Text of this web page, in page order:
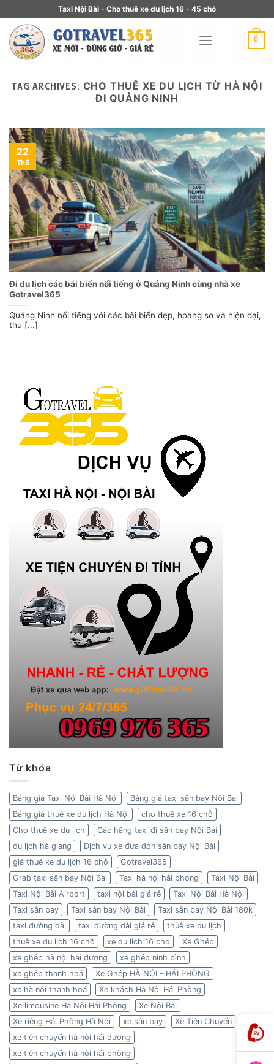
Taxi Nội Bài - Cho thuê xe du lịch 16 - 45 chỗ
0
TAG ARCHIVES: CHO THUÊ XE DU LỊCH TỪ HÀ NỘI
ĐI QUẢNG NINH
Đi du lịch các bãi biển nổi tiếng ở Quảng Ninh cùng nhà xe
Gotravel365
Quảng Ninh nổi tiếng với các bãi biển đẹp, hoang sơ và hiện đại,
thu [...]
22
Th5
Từ khóa
Bảng giá Taxi Nội Bài Hà Nội
Bảng giá taxi sân bay Nội Bài
Bảng giá thuê xe du lịch Hà Nội
cho thuê xe 16 chỗ
Cho thuê xe du lịch
Các hãng taxi đi sân bay Nội Bài
du lịch hà giang
Dịch vụ xe đưa đón sân bay Nội Bài
giá thuê xe du lịch 16 chỗ
Gotravel365
Grab taxi sân bay Nội Bài
Taxi hà nội hải phòng
Taxi Nội Bài
Taxi Nội Bài Airport
taxi nội bài giá rẻ
Taxi Nội Bài Hà Nội
Taxi sân bay
Taxi sân bay Nội Bài
Taxi sân bay Nội Bài 180k
taxi đường dài
taxi đường dài giá rẻ
thuê xe du lịch
thuê xe du lịch 16 chỗ
xe du lich 16 cho
Xe Ghép
xe ghép hà nội hải dương
xe ghép ninh bình
xe ghép thanh hoá
Xe Ghép HÀ NỘI – HẢI PHÒNG
xe hà nội thanh hoá
Xe khách Hà Nội Hải Phòng
Xe limousine Hà Nội Hải Phòng
Xe Nội Bài
Xe riêng Hải Phòng Hà Nội
xe sân bay
Xe Tiện Chuyến
xe tiện chuyến hà nội hải dương
xe tiện chuyến hà nội hải phòng